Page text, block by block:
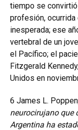
tiempo se
profesión, ocurrida
inesperada; ese
vertebral de un
el Pacífico; el
Fitzgerald
Unidos en
6 James L.
neurocirujano que
Argentina ha